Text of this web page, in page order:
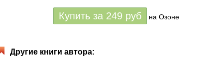
Купить за 249 руб на Озоне
Другие книги автора: